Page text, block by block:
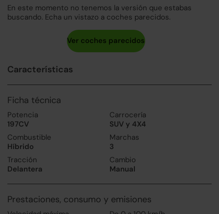
En este momento no tenemos la versión que estabas
buscando. Echa un vistazo a coches parecidos.
Características
Ficha técnica
Potencia
197CV
Carrocería
SUV y 4X4
Combustible
Híbrido
Marchas
3
Tracción
Delantera
Cambio
Manual
Prestaciones, consumo y emisiones